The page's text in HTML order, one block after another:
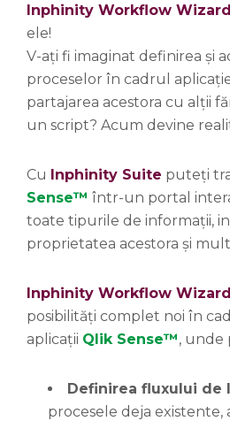
Inphinity Workflow Wizard
ele!
V-ați fi imaginat definirea și
proceselor în cadrul
partajarea acestora cu alții
un script? Acum devine
Cu Inphinity Suite puteți
Sense™ într-un portal
toate tipurile de informații,
proprietatea acestora și
Inphinity Workflow Wizard
posibilități complet noi în
aplicații Qlik Sense™, unde
Definirea fluxului de
procesele deja existente,